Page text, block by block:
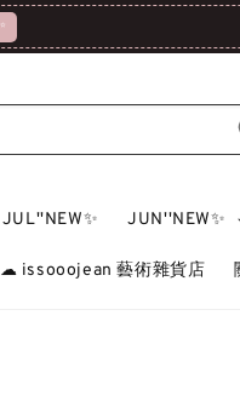
💗
JUL''NEW✨ JUN''NEW✨
☁ issooojean 藝術雜貨店